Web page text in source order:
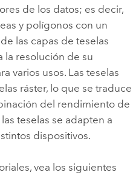
de los datos; es decir,
y polígonos con un
las capas de teselas
la resolución de su
varios usos. Las teselas
ráster, lo que se traduce
del rendimiento de
teselas se adapten a
dispositivos.
vea los siguientes